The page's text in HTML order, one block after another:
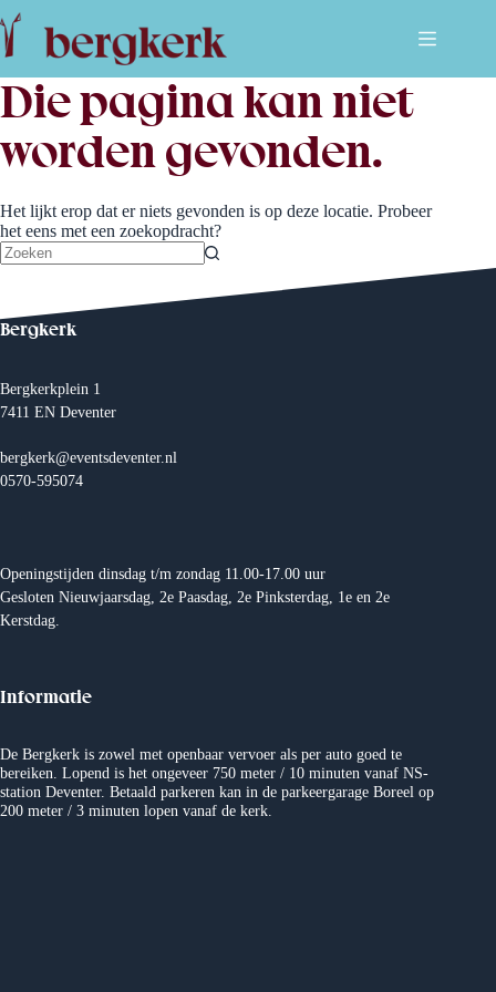
Ga
naar
de
Die pagina kan niet
worden gevonden.
Het lijkt erop dat er niets gevonden is op deze locatie. Probeer
het eens met een zoekopdracht?
Bergkerk
Bergkerkplein 1
7411 EN Deventer
bergkerk@eventsdeventer.nl
0570-595074
Openingstijden dinsdag t/m zondag 11.00-17.00 uur
Gesloten Nieuwjaarsdag, 2e Paasdag, 2e Pinksterdag, 1e en 2e
Kerstdag.
Informatie
De Bergkerk is zowel met openbaar vervoer als per auto goed te
bereiken. Lopend is het ongeveer 750 meter / 10 minuten vanaf NS-
station Deventer. Betaald parkeren kan in de parkeergarage Boreel op
200 meter / 3 minuten lopen vanaf de kerk.